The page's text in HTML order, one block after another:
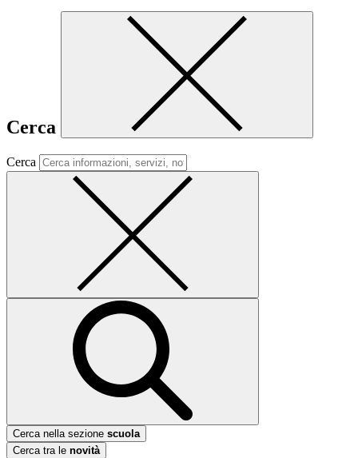
Cerca
Cerca
Cerca nella sezione scuola
Cerca tra le novità